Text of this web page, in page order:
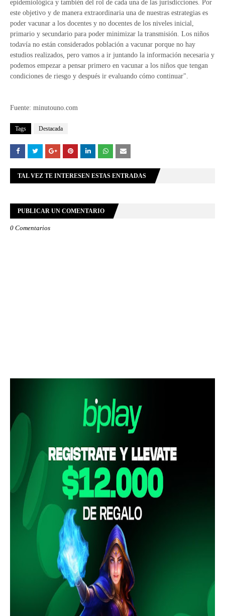
epidemiológica y también del rol de cada una de las jurisdicciones. Por
este objetivo y de manera extraordinaria una de nuestras estrategias es
poder vacunar a los docentes y no docentes de los niveles inicial,
primario y secundario para poder minimizar la transmisión. Los niños
todavía no están considerados población a vacunar porque no hay
estudios realizados, pero vamos a ir juntando la información necesaria y
podemos empezar a pensar primero en vacunar a los niños que tengan
condiciones de riesgo y después ir evaluando cómo continuar".
Fuente: minutouno.com
Tags Destacada
TAL VEZ TE INTERESEN ESTAS ENTRADAS
PUBLICAR UN COMENTARIO
0 Comentarios